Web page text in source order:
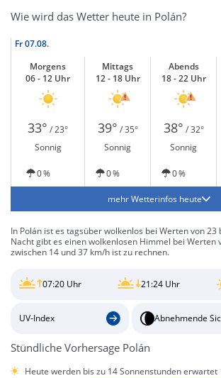
Wie wird das Wetter heute in Polán?
Fr07.08.
Morgens
06 - 12 Uhr
Mittags
12 - 18 Uhr
Abends
18 - 22 Uhr
33° / 23° 39° / 35° 38° / 32°
Sonnig
Sonnig Sonnig
0 % 0 % 0 %
mehr Wetterinfos heute
In Polán ist es tagsüber wolkenlos bei Werten von 23
Nacht gibt es einen wolkenlosen Himmel bei Werten
zwischen 14 und 37 km/h ist zu rechnen.
07:20 Uhr 21:24 Uhr
UV-Index Abnehmende
Stündliche Vorhersage Polán
Heute werden bis zu 14 Sonnenstunden erwartet